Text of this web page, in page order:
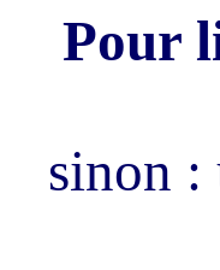
Pour
sinon :